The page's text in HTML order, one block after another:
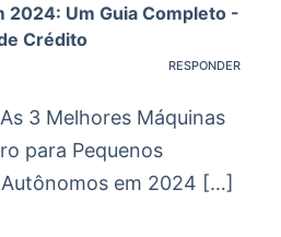
2024: Um Guia Completo -
Crédito
RESPONDER
3 Melhores Máquinas
para Pequenos
em 2024 […]